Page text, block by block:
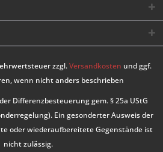
zzgl.Versandkosten und ggf.
wenn nicht anders beschrieben
Differenzbesteuerung gem. § 25a UStG
Ein gesonderter Ausweis der
oder wiederaufbereitete Gegenstände ist
nicht zulässig.